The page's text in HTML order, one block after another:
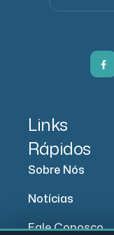
Links
Rápidos
Sobre Nós
Notícias
Fale Conosco